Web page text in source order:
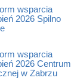
wsparcia
2026 Spilno
wsparcia
2026 Centrum
w Zabrzu